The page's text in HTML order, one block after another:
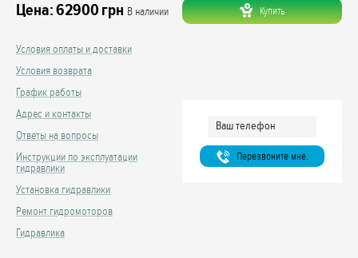
Цена:62900 грн В наличии Купить
Условия оплаты и доставки
Условия возврата
График работы
Адрес и контакты
Ответы на вопросы
Инструкции по эксплуатации
гидравлики
Установка гидравлики
Ремонт гидромоторов
Гидравлика
Перезвоните мне.